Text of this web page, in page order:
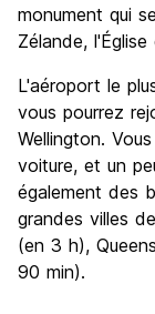
monument qui
Zélande,
L'aéroport le
vous pourrez
Wellington.
voiture, et un
également des
grandes villes
(en 3 h),
90 min).